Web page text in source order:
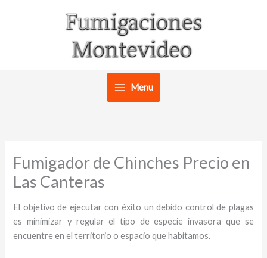
Menu
Fumigador de Chinches Precio en
Las Canteras
El objetivo de ejecutar con éxito un debido control de plagas
es minimizar y regular el tipo de especie invasora que se
encuentre en el territorio o espacio que habitamos.